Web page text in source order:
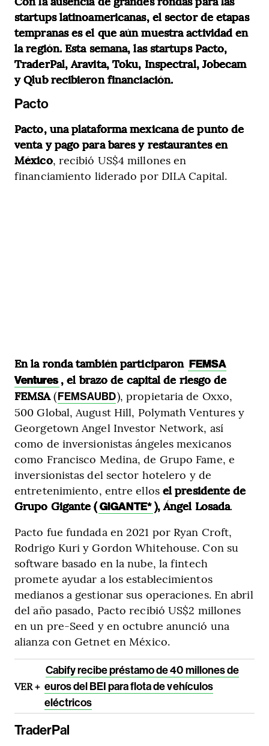
startups latinoamericanas, el sector de etapas
tempranas es el que aún muestra actividad en
la región. Esta semana, las startups Pacto,
TraderPal, Aravita, Toku, Inspectral, Jobecam
y Qlub recibieron financiación.
Pacto
Pacto, una plataforma mexicana de punto de
venta y pago para bares y restaurantes en
México, recibió US$4 millones en
financiamiento liderado por DILA Capital.
En la ronda también participaron FEMSA
Ventures , el brazo de capital de riesgo de
FEMSA(FEMSAUBD), propietaria de Oxxo,
500 Global, August Hill, Polymath Ventures y
Georgetown Angel Investor Network, así
como de inversionistas ángeles mexicanos
como Francisco Medina, de Grupo Fame, e
inversionistas del sector hotelero y de
entretenimiento, entre ellos el presidente de
Grupo Gigante ( GIGANTE*), Ángel Losada.
Pacto fue fundada en 2021 por Ryan Croft,
Rodrigo Kuri y Gordon Whitehouse. Con su
software basado en la nube, la fintech
promete ayudar a los establecimientos
medianos a gestionar sus operaciones. En abril
del año pasado, Pacto recibió US$2 millones
en un pre-Seed y en octubre anunció una
alianza con Getnet en México.
VER +
Cabify recibe préstamo de 40 millones de
euros del BEI para flota de vehículos
eléctricos
TraderPal